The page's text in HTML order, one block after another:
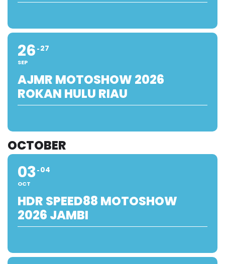
26
SEP
27
AJMR MOTOSHOW 2026
ROKAN HULU RIAU
OCTOBER
03
OCT
04
HDR SPEED88 MOTOSHOW
2026 JAMBI